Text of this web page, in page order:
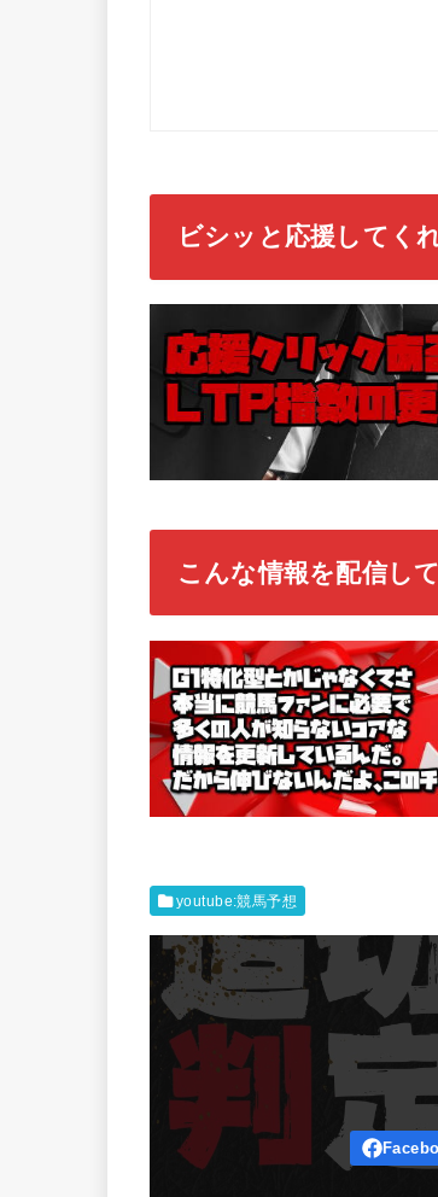
ビシッと応援してく
こんな情報を配信し
youtube:競馬予想